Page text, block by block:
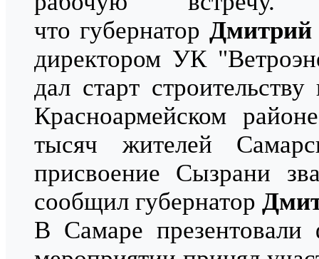
что губернатор Дмитрий
директором УК
дал старт
Красноармейском
тысяч жителей
присвоение Сызрани
сообщил губернатор
В Самаре презентовали